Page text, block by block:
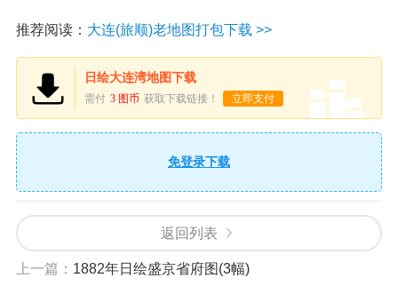
推荐阅读： 大连(旅顺)老地图打包下载 >>
日绘大连湾地图下载
需付 3 图币 获取下载链接！ 立即支付
免登录下载
返回列表
上一篇： 1882年日绘盛京省府图(3幅)